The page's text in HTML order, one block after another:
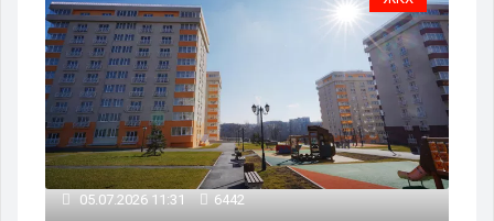
05.07.2026 11:31 6442